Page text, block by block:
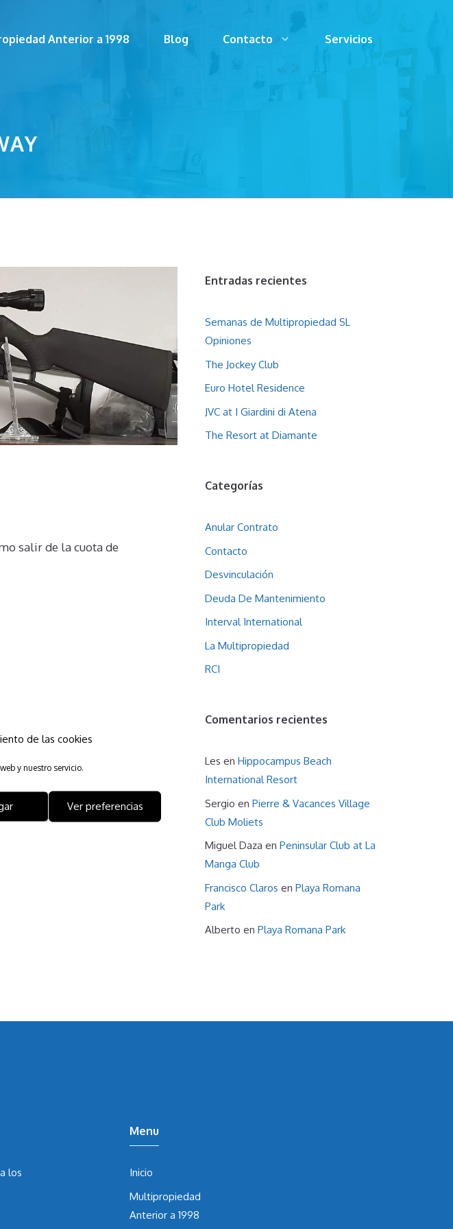
de las cookies
y nuestro servicio.
Ver preferencias
Anterior a 1998 Blog Contacto Servicios
salir de la cuota de
Entradas recientes
Semanas de Multipropiedad SL
Opiniones
The Jockey Club
Euro Hotel Residence
JVC at I Giardini di Atena
The Resort at Diamante
Categorías
Anular Contrato
Contacto
Desvinculación
Deuda De Mantenimiento
Interval International
La Multipropiedad
RCI
Comentarios recientes
Les en Hippocampus Beach
International Resort
Sergio en Pierre & Vacances Village
Club Moliets
Miguel Daza en Peninsular Club at La
Manga Club
Francisco Claros en Playa Romana
Park
Alberto en Playa Romana Park
los
Menu
Inicio
Multipropiedad
Anterior a 1998